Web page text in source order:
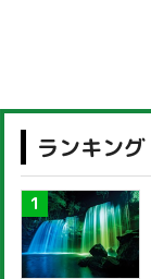
ランキング